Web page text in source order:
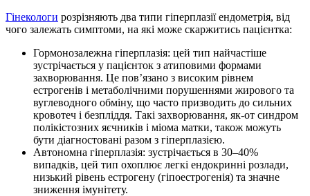
Гінекологи розрізняють два типи гіперплазії ендометрія, від
чого залежать симптоми, на які може скаржитись пацієнтка:
Гормонозалежна гіперплазія: цей тип найчастіше
зустрічається у пацієнток з атиповими формами
захворювання. Це пов’язано з високим рівнем
естрогенів і метаболічними порушеннями жирового та
вуглеводного обміну, що часто призводить до сильних
кровотеч і безпліддя. Такі захворювання, як-от синдром
полікістозних яєчників і міома матки, також можуть
бути діагностовані разом з гіперплазією.
Автономна гіперплазія: зустрічається в 30–40%
випадків, цей тип охоплює легкі ендокринні розлади,
низький рівень естрогену (гіпоестрогенія) та значне
зниження імунітету.